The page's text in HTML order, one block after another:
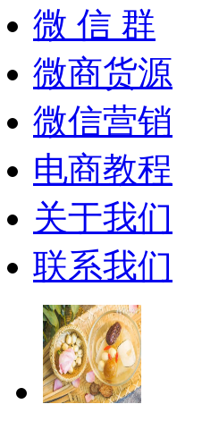
微 信 群
微商货源
微信营销
电商教程
关于我们
联系我们